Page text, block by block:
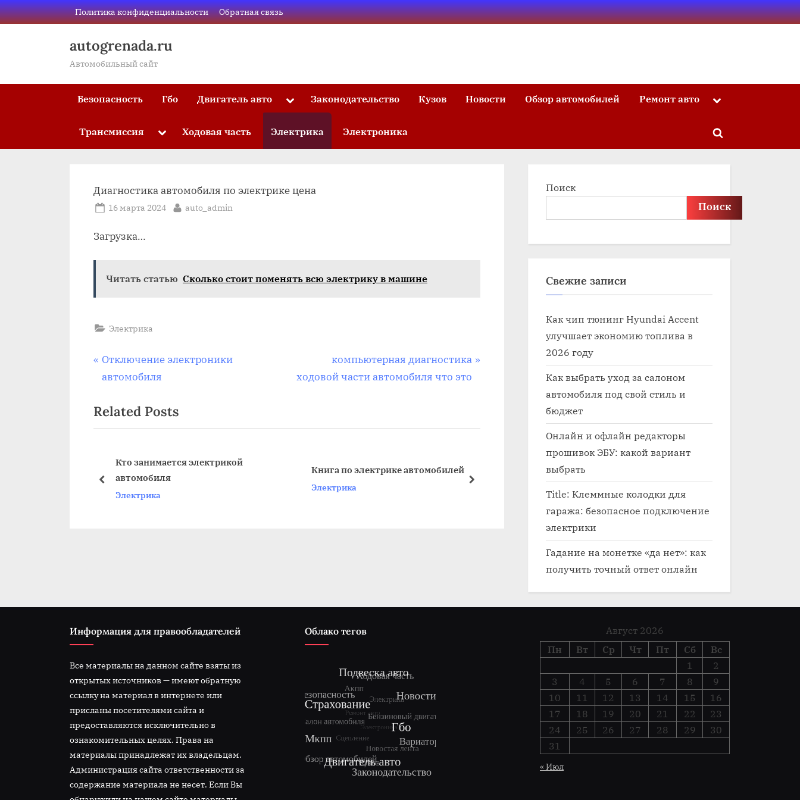
Skip
to
Политика конфиденциальности Обратная связь
autogrenada.ru
Автомобильный сайт
Безопасность Гбо Двигатель авто Toggle
sub-
Законодательство Кузов Новости Обзор автомобилей Ремонт авто Toggle
Трансмиссия Toggle
menu
Ходовая часть Электрика Электроника
Toggle
Диагностика автомобиля по электрике цена
Posted
16 марта 2024 By
auto_admin
Загрузка…
Читать статью Сколько стоит поменять всю электрику в машине
Электрика
Навигация
записям
P
r
v
i
s
Отключение электроники
автомобиля
N
e
P
компьютерная диагностика
ходовой части автомобиля что это
Related Posts
Кто занимается электрикой
автомобиля
Электрика
Книга по электрике автомобилей
Электрика
Электрика
prev next
Поиск
Поиск
Свежие записи
Как чип тюнинг Hyundai Accent
улучшает экономию топлива в
2026 году
Как выбрать уход за салоном
автомобиля под свой стиль и
бюджет
Онлайн и офлайн редакторы
прошивок ЭБУ: какой вариант
выбрать
Title: Клеммные колодки для
гаража: безопасное подключение
электрики
Гадание на монетке «да нет»: как
получить точный ответ онлайн
Информация для правообладателей
Все материалы на данном сайте взяты из
открытых источников — имеют обратную
ссылку на материал в интернете или
присланы посетителями сайта и
предоставляются исключительно в
ознакомительных целях. Права на
материалы принадлежат их владельцам.
Администрация сайта ответственности за
содержание материала не несет. Если Вы
Облако тегов
Август 2026
Пн
Вт Ср Чт Пт Сб
Вс
1
2
3
4 5 6 7 8
9
10
11 12 13 14 15
16
17
18 19 20 21 22
23
24
25 26 27 28 29
30
31
« Июл